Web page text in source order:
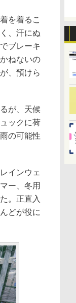
を着るこ
、汗にぬ
ブレーキ
ねないの
、預けら
が、天候
ックに荷
の可能性
インウェ
ー、冬用
。正直入
どが役に